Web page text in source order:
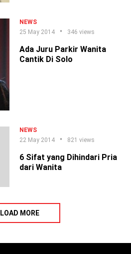
NEWS
25 May 2014
346 views
Ada Juru Parkir Wanita
Cantik Di Solo
NEWS
22 May 2014
821 views
6 Sifat yang Dihindari Pria
dari Wanita
LOAD MORE